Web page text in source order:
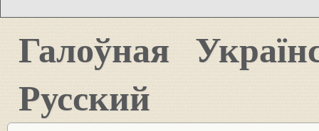
Галоўная
Русский